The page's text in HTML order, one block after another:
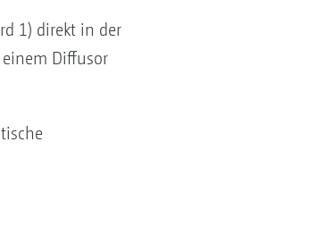
1) direkt in der
Diffusor